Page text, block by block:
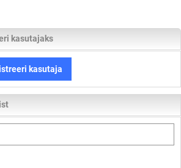
kasutajaks
kasutaja